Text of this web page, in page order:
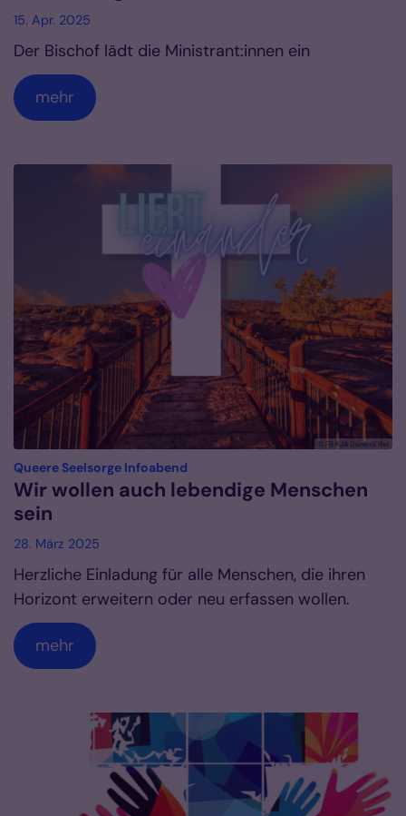
15. Apr. 2025
Der Bischof lädt die Ministrant:innen ein
mehr
© FB KJA Düren|Eifel
Queere Seelsorge Infoabend
Wir wollen auch lebendige Menschen
sein
28. März 2025
Herzliche Einladung für alle Menschen, die ihren
Horizont erweitern oder neu erfassen wollen.
mehr